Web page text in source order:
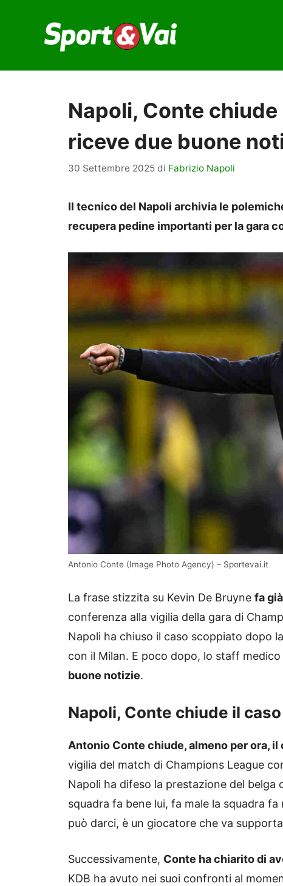
contenuto
Napoli, Conte
riceve due buone
30 Settembre 2025 di Fabrizio Napoli
Il tecnico del Napoli archivia le
recupera pedine importanti per la gara
Antonio Conte (Image Photo Agency) – Sportevai.it
La frase stizzita su Kevin De Bruyne fa
conferenza alla vigilia della gara di
Napoli ha chiuso il caso scoppiato dopo
con il Milan. E poco dopo, lo staff
buone notizie.
Napoli, Conte chiude il
Antonio Conte chiude, almeno per ora, il
vigilia del match di Champions League
Napoli ha difeso la prestazione del belga
squadra fa bene lui, fa male la squadra
può darci, è un giocatore che va
Successivamente, Conte ha chiarito di
KDB ha avuto nei suoi confronti al